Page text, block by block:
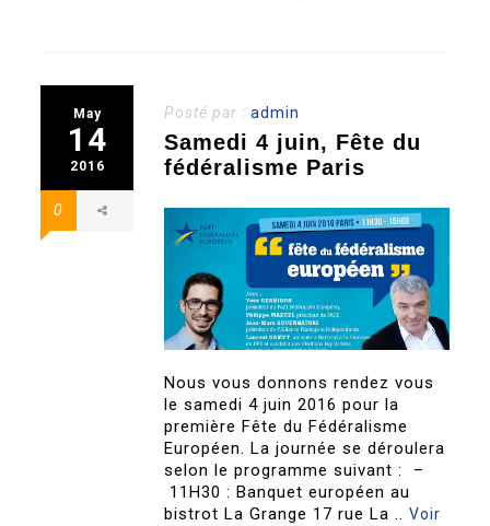
May
14
2016
0
Posté par :admin
Samedi 4 juin, Fête du
fédéralisme Paris
Nous vous donnons rendez vous
le samedi 4 juin 2016 pour la
première Fête du Fédéralisme
Européen. La journée se déroulera
selon le programme suivant : –
11H30 : Banquet européen au
bistrot La Grange 17 rue La ..Voir